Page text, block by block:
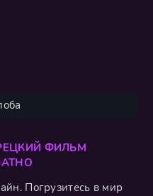
ФИЛЬМ
Погрузитесь в мир